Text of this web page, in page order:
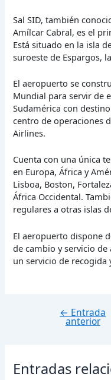
Sal SID, también
Amílcar Cabral, es el
Está situado en la isla
suroeste de Espargos,
El aeropuerto se
Mundial para servir de
Sudamérica con
centro de operaciones
Airlines.
Cuenta con una única
en Europa, África y
Lisboa, Boston,
África Occidental.
regulares a otras islas
El aeropuerto dispone
de cambio y servicio
un servicio de recogida
Navegación
← Entrada
anterior
Entradas